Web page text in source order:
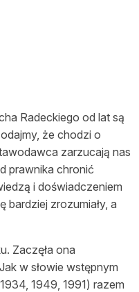
Radeckiego od lat są
że chodzi o
zarzucają nas
prawnika chronić
i doświadczeniem
bardziej zrozumiały, a
Zaczęła ona
w słowie wstępnym
1949, 1991) razem